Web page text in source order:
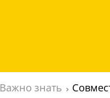
Важно знать